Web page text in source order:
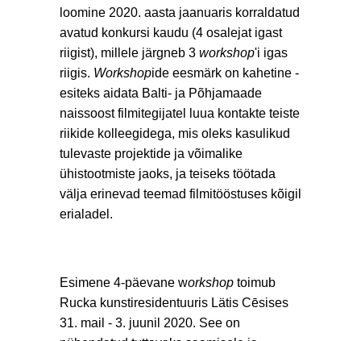
loomine 2020. aasta jaanuaris korraldatud
avatud konkursi kaudu (4 osalejat igast
riigist), millele järgneb 3 workshop'i igas
riigis. Workshopide eesmärk on kahetine -
esiteks aidata Balti- ja Põhjamaade
naissoost filmitegijatel luua kontakte teiste
riikide kolleegidega, mis oleks kasulikud
tulevaste projektide ja võimalike
ühistootmiste jaoks, ja teiseks töötada
välja erinevad teemad filmitööstuses kõigil
erialadel.
Esimene 4-päevane workshop toimub
Rucka kunstiresidentuuris Lätis Cēsises
31. mail - 3. juunil 2020. See on